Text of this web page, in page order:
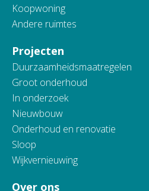
Koopwoning
Andere ruimtes
Projecten
Duurzaamheidsmaatregelen
Groot onderhoud
In onderzoek
Nieuwbouw
Onderhoud en renovatie
Sloop
Wijkvernieuwing
Over ons